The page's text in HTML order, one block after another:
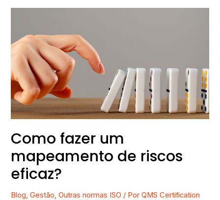
Como fazer um
mapeamento de riscos
eficaz?
Blog,Gestão,Outras normas ISO / PorQMS Certification
um
mapeamento
de
riscos
eficaz?